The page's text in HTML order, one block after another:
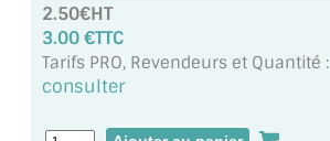
MIROIR POUR SALLE DE SPORT
MIROIR POUR SALLE DE DANSE
MIROIR ENCADRÉ
2.50€HT
3.00 €TTC
Tarifs PRO, Revendeurs et Quantité :
consulter